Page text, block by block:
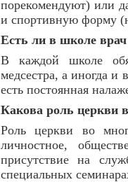
порекомендуют) или
и спортивную форму
Есть ли в школе врач
В каждой школе
медсестра, а иногда и
есть постоянная
Какова роль церкви
Роль церкви во
личностное,
присутствие на
специальных